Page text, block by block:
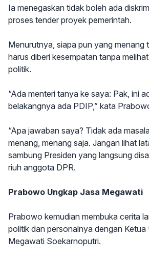
Ia menegaskan tidak boleh ada
proses tender proyek pemerintah.
Menurutnya, siapa pun yang menang
harus diberi kesempatan tanpa
politik.
“Ada menteri tanya ke saya: Pak, ini
belakangnya ada PDIP,” kata
“Apa jawaban saya? Tidak ada
menang, menang saja. Jangan lihat
sambung Presiden yang langsung
riuh anggota DPR.
Prabowo Ungkap Jasa Megawati
Prabowo kemudian membuka cerita
politik dan personalnya dengan Ketua
Megawati Soekarnoputri.